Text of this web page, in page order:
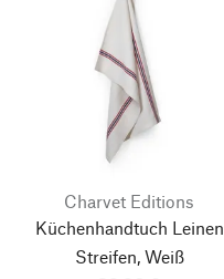
Charvet Editions
Küchenhandtuch Leinen
Streifen, Weiß